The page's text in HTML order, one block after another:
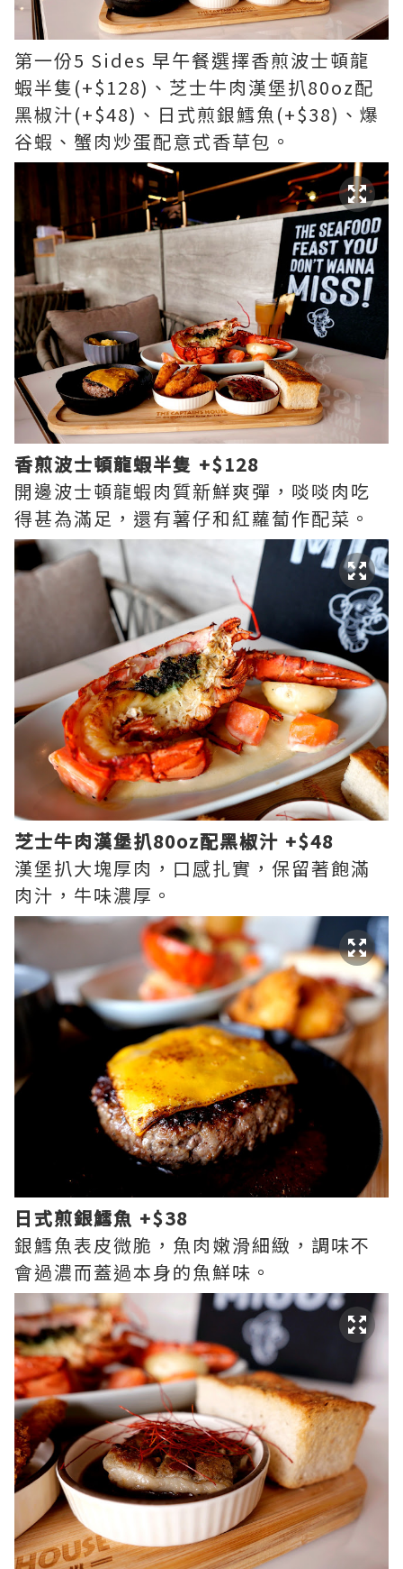
第一份5 Sides 早午餐選擇香煎波士頓龍
蝦半隻(+$128)、芝士牛肉漢堡扒80oz配
黑椒汁(+$48)、日式煎銀鱈魚(+$38)、爆
谷蝦、蟹肉炒蛋配意式香草包。
香煎波士頓龍蝦半隻 +$128
開邊波士頓龍蝦肉質新鮮爽彈，啖啖肉吃
得甚為滿足，還有薯仔和紅蘿蔔作配菜。
芝士牛肉漢堡扒80oz配黑椒汁 +$48
漢堡扒大塊厚肉，口感扎實，保留著飽滿
肉汁，牛味濃厚。
日式煎銀鱈魚 +$38
銀鱈魚表皮微脆，魚肉嫩滑細緻，調味不
會過濃而蓋過本身的魚鮮味。